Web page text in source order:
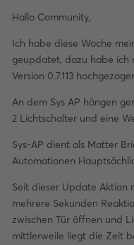
Hallo Community,
Ich habe diese Woche
geupdatet, dazu habe ich
Version 0.7.113
An dem Sys AP hängen
2 Lichtschalter und eine
Sys-AP dient als Matter
Automationen
Seit dieser Update Aktion
mehrere Sekunden
zwischen Tür öffnen und
mittlerweile liegt die Zeit